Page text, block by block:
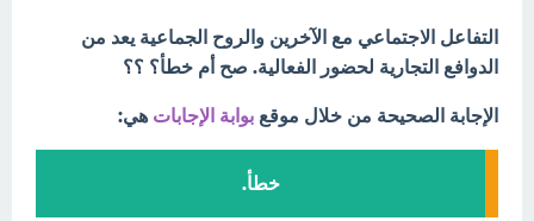
التفاعل الاجتماعي مع الآخرين والروح الجماعية يعد من
الدوافع التجارية لحضور الفعالية. صح أم خطأ؟ ؟؟
الإجابة الصحيحة من خلال موقع بوابة الإجابات هي:
خطأ.